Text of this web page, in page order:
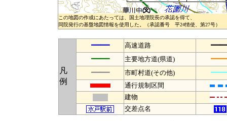
この地図の作成にあたっては、国土地理院長の承認を得て、
同院発行の基盤地図情報を使用した。（承認番号 平24情使、第27号）
凡
例
━━ 高速道路
━━
主要地方道(県道)
━━
市町村道(その他)
通行規制区間
建物
交差点名